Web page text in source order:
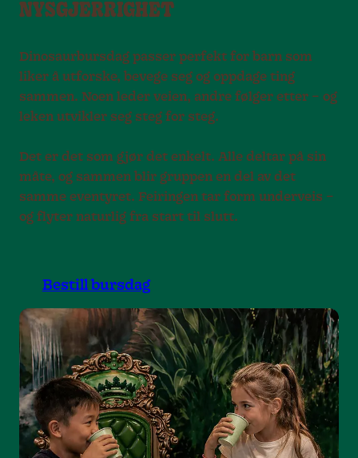
NYSGJERRIGHET
Dinosaurbursdag passer perfekt for barn som
liker å utforske, bevege seg og oppdage ting
sammen. Noen leder veien, andre følger etter – og
leken utvikler seg steg for steg.
Det er det som gjør det enkelt. Alle deltar på sin
måte, og sammen blir gruppen en del av det
samme eventyret. Feiringen tar form underveis –
og flyter naturlig fra start til slutt.
Bestill bursdag